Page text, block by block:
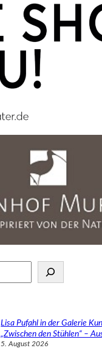
Lisa Pufahl in der Galerie
„Zwischen den Stühlen“ –
5. August 2026